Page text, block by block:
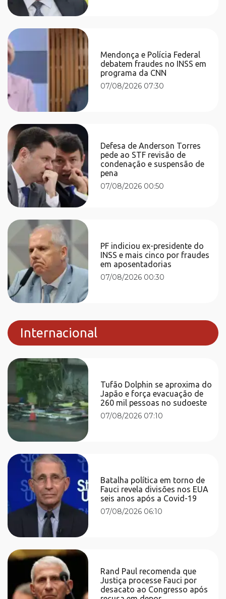
Mendonça e Polícia Federal
debatem fraudes no INSS em
programa da CNN
07/08/2026 07:30
Defesa de Anderson Torres
pede ao STF revisão de
condenação e suspensão de
pena
07/08/2026 00:50
PF indiciou ex-presidente do
INSS e mais cinco por fraudes
em aposentadorias
07/08/2026 00:30
Internacional
Tufão Dolphin se aproxima do
Japão e força evacuação de
260 mil pessoas no sudoeste
07/08/2026 07:10
Batalha política em torno de
Fauci revela divisões nos EUA
seis anos após a Covid-19
07/08/2026 06:10
Rand Paul recomenda que
Justiça processe Fauci por
desacato ao Congresso após